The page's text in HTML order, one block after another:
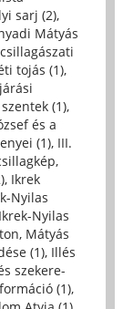
sarj (2),
Mátyás
tojás (1),
(1),
és a
(1), III.
, Ikrek
Nyilas
Ikrek-Nyilas
Mátyás
(1), Illés
szekere-
(1),